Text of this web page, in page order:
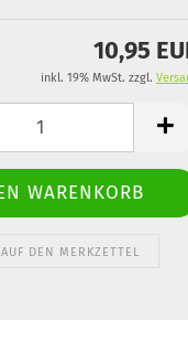
10,95
inkl. 19% MwSt. zzgl.
AUF DEN MERKZETTEL